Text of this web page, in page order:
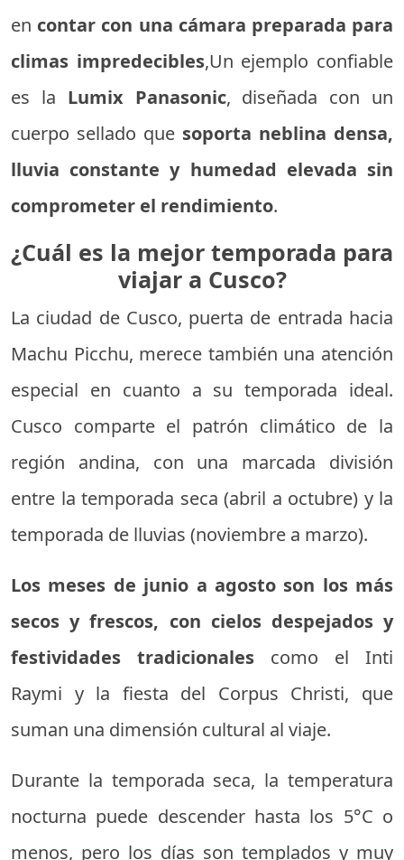
en contar con una cámara preparada para
climas impredecibles,Un ejemplo confiable
es la Lumix Panasonic, diseñada con un
cuerpo sellado que soporta neblina densa,
lluvia constante y humedad elevada sin
comprometer el rendimiento.
¿Cuál es la mejor temporada para
viajar a Cusco?
La ciudad de Cusco, puerta de entrada hacia
Machu Picchu, merece también una atención
especial en cuanto a su temporada ideal.
Cusco comparte el patrón climático de la
región andina, con una marcada división
entre la temporada seca (abril a octubre) y la
temporada de lluvias (noviembre a marzo).
Los meses de junio a agosto son los más
secos y frescos, con cielos despejados y
festividades tradicionales como el Inti
Raymi y la fiesta del Corpus Christi, que
suman una dimensión cultural al viaje.
Durante la temporada seca, la temperatura
nocturna puede descender hasta los 5°C o
menos, pero los días son templados y muy